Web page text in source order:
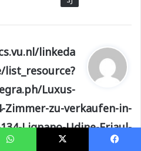
ي
ق
و
ل
linkeda
Luxus-
zu-verkaufen-in-
Lignano-Udine-Friaul-
Venetien-132645250-06-07